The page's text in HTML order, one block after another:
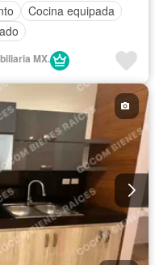
Cocina equipada
MX.